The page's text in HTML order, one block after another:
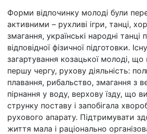
Форми відпочинку молоді були
активними – рухливі ігри, танці,
змагання, українські народні танці
відповідної фізичної підготовки.
загартування козацької молоді,
першу чергу, рухову діяльність:
плавання, рибальство, змагання з
пірнання у воду, верхову їзду, що
струнку поставу і запобігала
рухового апарату. Підтримувати
життя мала і раціонально